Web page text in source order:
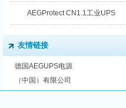
AEGProtect CN1.1工业UPS
友情链接
德国AEGUPS电源
（中国）有限公司